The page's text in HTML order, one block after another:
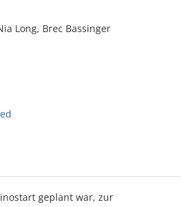
Long, Brec Bassinger
geplant war, zur